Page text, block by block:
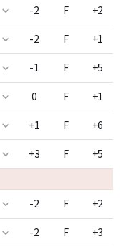
-2 F +2
-2 F +1
-1 F +5
0 F +1
+1 F +6
+3 F
+5
-2 F +2
-2 F +3